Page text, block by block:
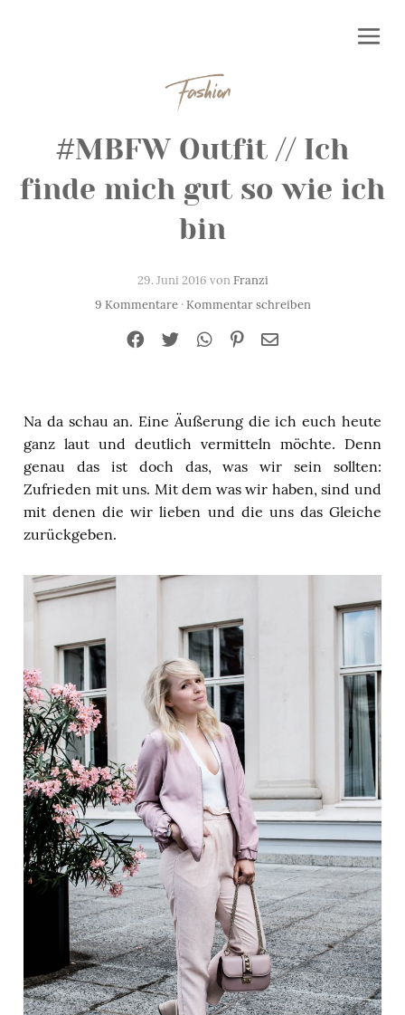
Fashion
#MBFW Outfit // Ich
finde mich gut so wie ich
bin
29. Juni 2016 vonFranzi
9 Kommentare· Kommentar schreiben
Na da schau an. Eine Äußerung die ich euch heute
ganz laut und deutlich vermitteln möchte. Denn
genau das ist doch das, was wir sein sollten:
Zufrieden mit uns. Mit dem was wir haben, sind und
mit denen die wir lieben und die uns das Gleiche
zurückgeben.